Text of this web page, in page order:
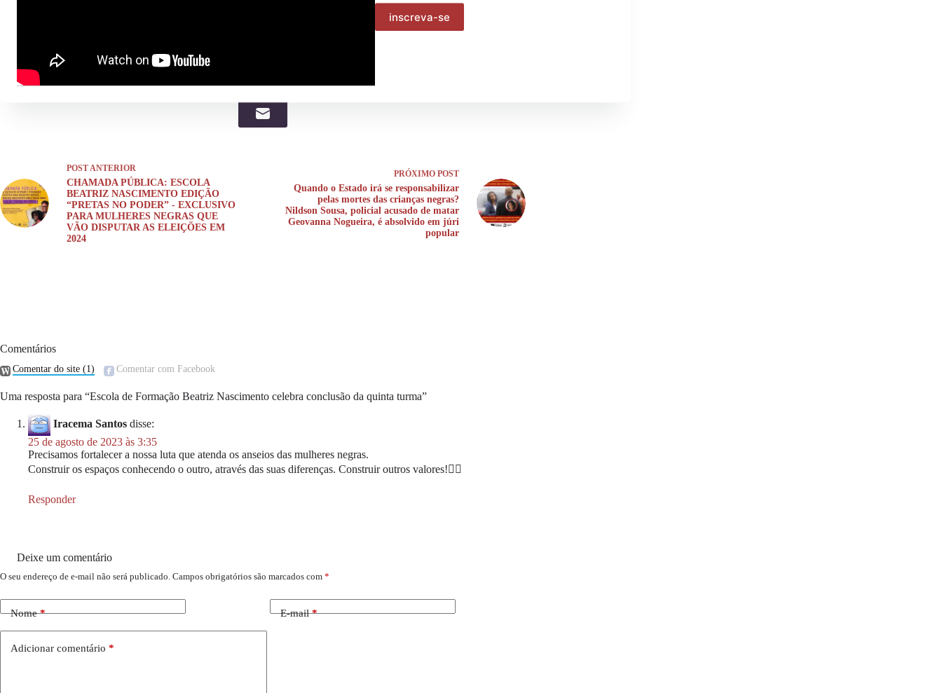
POSTANTERIOR
CHAMADA PÚBLICA: ESCOLA
BEATRIZ NASCIMENTO EDIÇÃO
“PRETAS NO PODER” - EXCLUSIVO
PARA MULHERES NEGRAS QUE
VÃO DISPUTAR AS ELEIÇÕES EM
2024
PRÓXIMO POST
Quando o Estado irá se responsabilizar
pelas mortes das crianças negras?
Nildson Sousa, policial acusado de matar
Geovanna Nogueira, é absolvido em júri
popular
Comentários
Comentar do site(1) Comentar com Facebook
Uma resposta para “Escola de Formação Beatriz Nascimento celebra conclusão da quinta turma”
Iracema Santos disse:
25 de agosto de 2023 às 3:35
Precisamos fortalecer a nossa luta que atenda os anseios das mulheres negras.
Construir os espaços conhecendo o outro, através das suas diferenças. Construir outros valores!✊🏼
Responder
Deixe um comentário
O seu endereço de e-mail não será publicado. Campos obrigatórios são marcados com *
Nome* E-mail*
Adicionar comentário *